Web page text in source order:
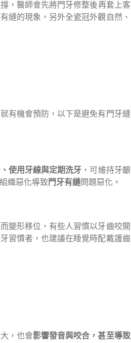
，醫師會先將門牙修整後再套上客
縫的現象，另外全瓷冠外觀自然、
有機會預防，以下是避免有門牙縫
使用牙線與定期洗牙 ，可維持牙齦
織惡化導致 門牙有縫問題惡化。
變形移位，有些人習慣以牙齒咬開
習慣者，也建議在睡覺時配戴護齒
，也會影響發音與咬合，甚至導致